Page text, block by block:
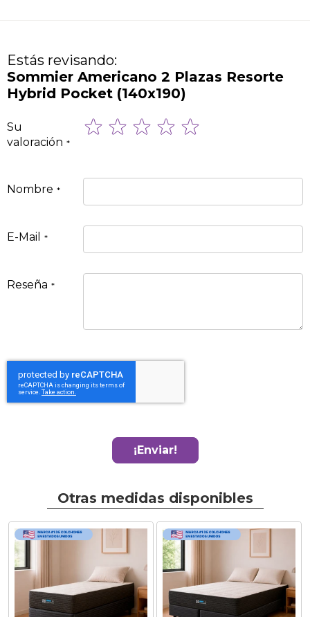
Estás revisando:
Sommier Americano 2 Plazas Resorte
Hybrid Pocket (140x190)
Su
valoración
1
star
2
stars
3
stars
4
stars
5
stars
Nombre
E-Mail
Reseña
¡Enviar!
Otras medidas disponibles